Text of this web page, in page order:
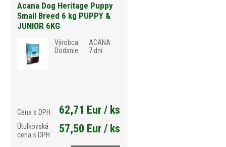
Acana Dog Heritage Puppy
Small Breed 6 kg PUPPY &
JUNIOR 6KG
Výrobca:
ACANA
Dodanie:
7 dní
Cena s DPH: 62,71 Eur / ks
Útulkovská
cena s DPH
57,50 Eur / ks